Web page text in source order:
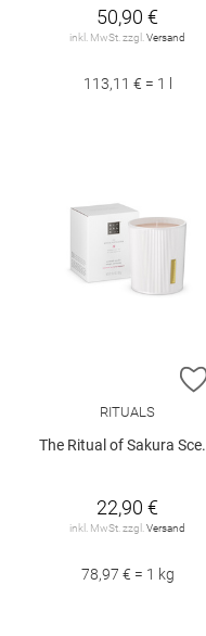
50,90 €
inkl. MwSt. zzgl. Versand
113,11 € = 1 l
RITUALS
The Ritual of Sakura Scented Candle 290g
22,90 €
inkl. MwSt. zzgl.Versand
78,97 € = 1 kg